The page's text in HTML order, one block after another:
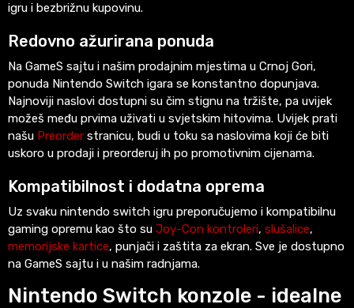
igru i bezbrižnu kupovinu.
Redovno ažurirana ponuda
Na GameS sajtu i našim prodajnim mjestima u Crnoj Gori,
ponuda Nintendo Switch igara se konstantno dopunjava.
Najnoviji naslovi dostupni su čim stignu na tržište, pa uvijek
možeš među prvima uživati u svjetskim hitovima. Uvijek prati
našu Preorder stranicu, budi u toku sa naslovima koji će biti
uskoro u prodaji i preorderuj ih po promotivnim cijenama.
Kompatibilnost i dodatna oprema
Uz svaku nintendo switch igru preporučujemo i kompatibilnu
gaming opremu kao što su Joy-Con kontroleri, slušalice,
memorijske kartice, punjači i zaštita za ekran. Sve je dostupno
na GameS sajtu i u našim radnjama.
Nintendo Switch konzole - idealne